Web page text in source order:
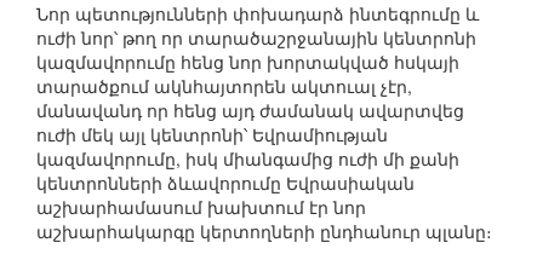
Նոր պետությունների փոխադարձ ինտեգրումը և
ուժի նոր՝ թող որ տարածաշրջանային կենտրոնի
կազմավորումը հենց նոր խորտակված հսկայի
տարածքում ակնհայտորեն ակտուալ չէր,
մանավանդ որ հենց այդ ժամանակ ավարտվեց
ուժի մեկ այլ կենտրոնի՝ Եվրամիության
կազմավորումը, իսկ միանգամից ուժի մի քանի
կենտրոնների ձևավորումը Եվրասիական
աշխարհամասում խախտում էր նոր
աշխարհակարգը կերտողների ընդհանուր պլանը։